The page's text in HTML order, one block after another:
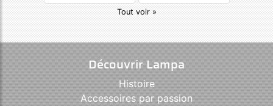
Tout voir »
Découvrir Lampa
Histoire
Accessoires par passion